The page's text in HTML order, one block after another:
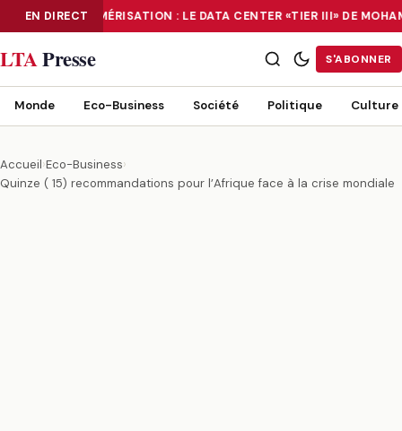
EN DIRECTNUMÉRISATION : LE DATA CENTER «TIER III» DE
NUMÉRISATION : LE DATA CENTER «TIER III» DE MOHAMMADIA, UN
LTAPresse S'ABONNER
Monde Eco-Business Société Politique Culture
Accueil›Eco-Business›
Quinze ( 15) recommandations pour l’Afrique face à la crise mondiale